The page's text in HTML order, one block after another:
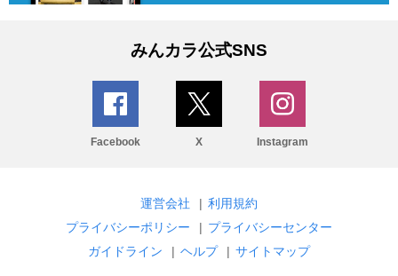
みんカラ公式SNS
Facebook X Instagram
運営会社 | 利用規約
プライバシーポリシー
| プライバシーセンター
ガイドライン
| ヘルプ | サイトマップ